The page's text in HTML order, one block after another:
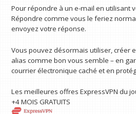
Pour répondre à un e-mail en utilisant
Répondre comme vous le feriez
envoyez votre réponse.
Vous pouvez désormais utiliser, créer
alias comme bon vous semble – en
courrier électronique caché et en
Les meilleures offres ExpressVPN du
+4 MOIS GRATUITS